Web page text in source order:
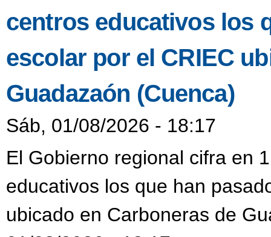
centros educativos los
escolar por el CRIEC
Guadazaón (Cuenca)
Sáb, 01/08/2026 - 18:17
El Gobierno regional cifra en
educativos los que han
ubicado en Carboneras de